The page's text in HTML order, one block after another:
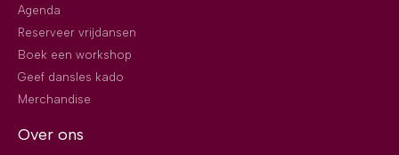
Agenda
Reserveer vrijdansen
Boek een workshop
Geef dansles kado
Merchandise
Over ons